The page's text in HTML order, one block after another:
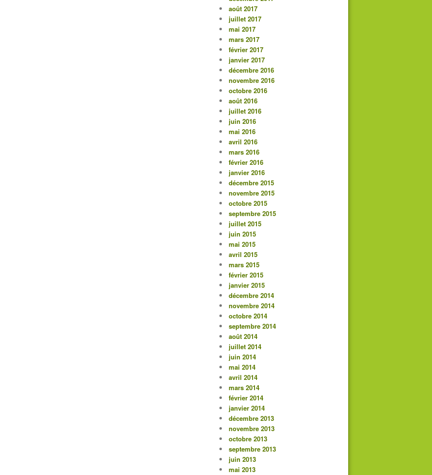
août 2017
juillet 2017
mai 2017
mars 2017
février 2017
janvier 2017
décembre 2016
novembre 2016
octobre 2016
août 2016
juillet 2016
juin 2016
mai 2016
avril 2016
mars 2016
février 2016
janvier 2016
décembre 2015
novembre 2015
octobre 2015
septembre 2015
juillet 2015
juin 2015
mai 2015
avril 2015
mars 2015
février 2015
janvier 2015
décembre 2014
novembre 2014
octobre 2014
septembre 2014
août 2014
juillet 2014
juin 2014
mai 2014
avril 2014
mars 2014
février 2014
janvier 2014
décembre 2013
novembre 2013
octobre 2013
septembre 2013
juin 2013
mai 2013